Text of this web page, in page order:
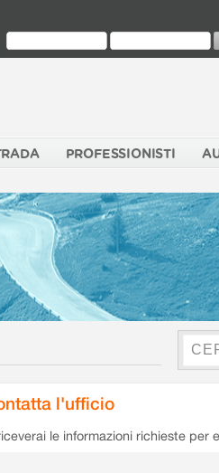
PROFESSIONISTI
l'ufficio
le informazioni richieste per